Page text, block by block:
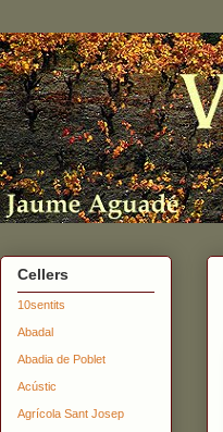
Cellers
10sentits
Abadal
Abadia de Poblet
Acústic
Agrícola Sant Josep